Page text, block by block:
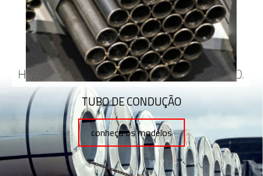
TUBO DE CONDUÇÃO
conheça os modelos